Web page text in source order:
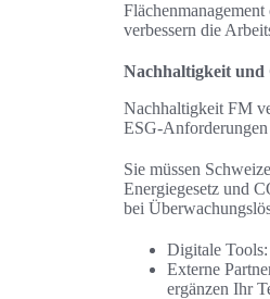
verbessern die
Nachhaltigkeit und
Nachhaltigkeit FM
ESG-
Sie müssen
Energiegesetz und
bei
Digitale
Externe
ergänzen Ihr